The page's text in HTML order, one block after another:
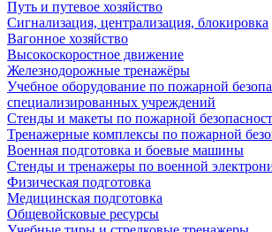
Путь и путевое хозяйство
Сигнализация, централизация, блокировка
Вагонное хозяйство
Высокоскоростное движение
Железнодорожные тренажёры
Учебное оборудование по пожарной
специализированных учреждений
Стенды и макеты по пожарной
Тренажерные комплексы по пожарной
Военная подготовка и боевые машины
Стенды и тренажеры по военной
Физическая подготовка
Медицинская подготовка
Общевойсковые ресурсы